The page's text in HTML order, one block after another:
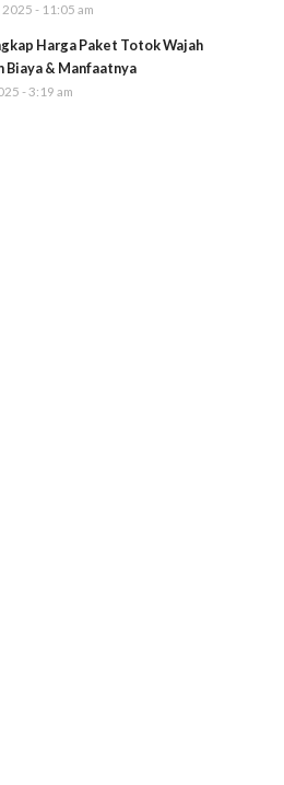
- 11:05 am
Harga Paket Totok Wajah
Biaya & Manfaatnya
- 3:19 am